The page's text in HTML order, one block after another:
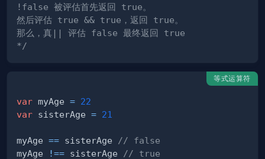
*/
等式运算符
var myAge = 22
var sisterAge = 21
myAge == sisterAge
// false
myAge
!== sisterAge // true